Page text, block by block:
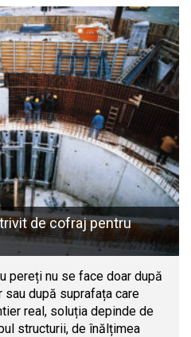
de cofraj pentru
pereți nu se face doar după
după suprafața care
real, soluția depinde de
structurii, de înălțimea